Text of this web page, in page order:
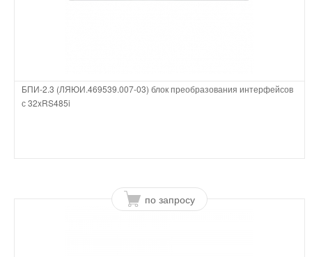
БПИ-2.3 (ЛЯЮИ.469539.007-03) блок преобразования интерфейсов
с 32xRS485i
по запросу